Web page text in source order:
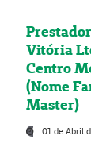
Vitória
Centro
(Nome
Master)
01 de Abril